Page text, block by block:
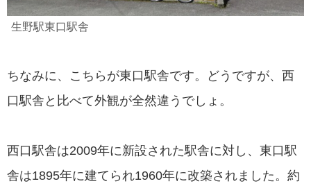
生野駅東口駅舎
ちなみに、こちらが東口駅舎です。どうですが、西
口駅舎と比べて外観が全然違うでしょ。
西口駅舎は2009年に新設された駅舎に対し、東口駅
舎は1895年に建てられ1960年に改築されました。約